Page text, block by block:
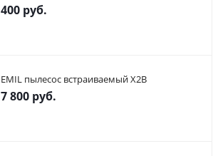
400 руб.
EMIL пылесос встраиваемый X2В
7 800 руб.